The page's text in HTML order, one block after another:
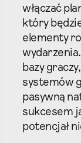
włączać
który
elementy
bazy
systemów
pasywną
sukcesem
potencjał